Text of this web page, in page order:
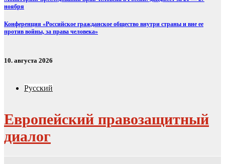
ноября
Конференция «Российское гражданское общество внутри страны и вне ее
против войны, за права человека»
10. августа 2026
Русский
Европейский правозащитный
диалог